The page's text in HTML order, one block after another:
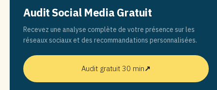
Audit Social Media Gratuit
Recevez une analyse complète de votre présence sur les
réseaux sociaux et des recommandations personnalisées.
Audit gratuit 30 min↗